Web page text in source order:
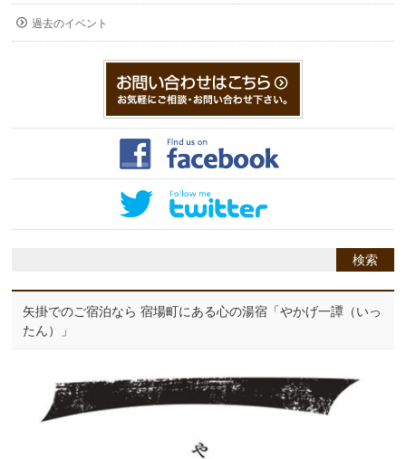
過去のイベント
矢掛でのご宿泊なら 宿場町にある心の湯宿「やかげ一譚（いっ
たん）」